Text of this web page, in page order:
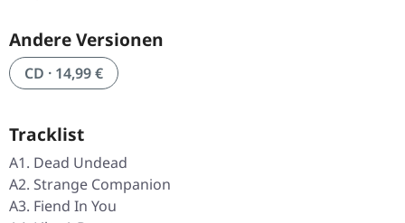
Andere Versionen
CD · 14,99 €
Tracklist
A1. Dead Undead
A2. Strange Companion
A3. Fiend In You